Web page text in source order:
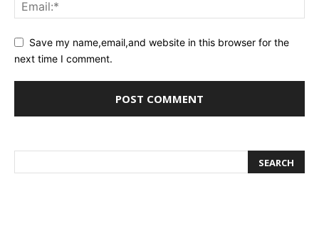
Save my name,email,and website in this browser for the
next time I comment.